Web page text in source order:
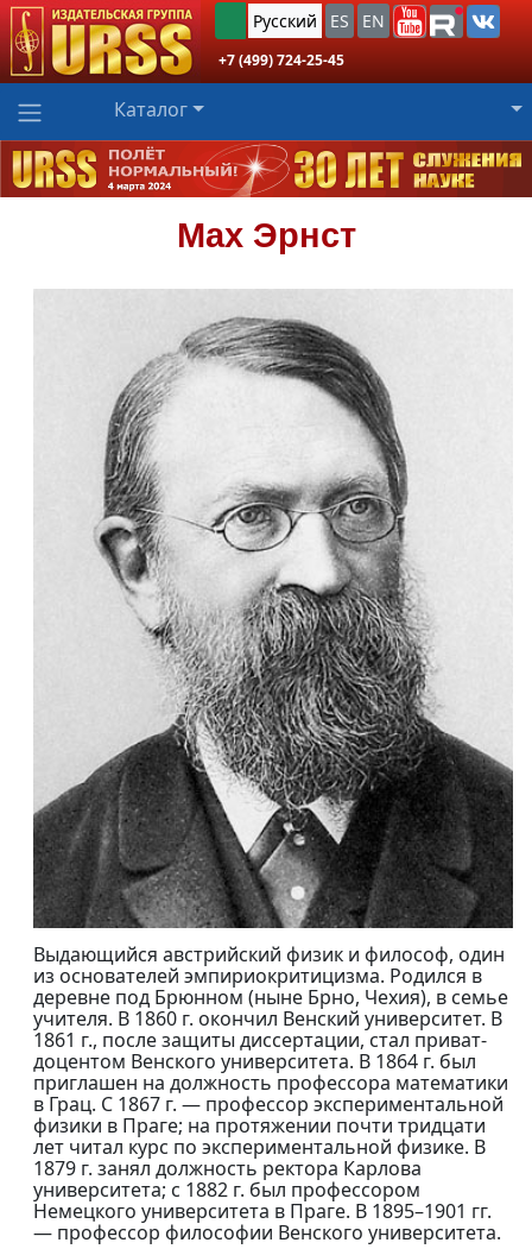
Русский ES EN
+7 (499) 724-25-45
Каталог
Мах Эрнст
Выдающийся австрийский физик и философ, один
из основателей эмпириокритицизма. Родился в
деревне под Брюнном (ныне Брно, Чехия), в семье
учителя. В 1860 г. окончил Венский университет. В
1861 г., после защиты диссертации, стал приват-
доцентом Венского университета. В 1864 г. был
приглашен на должность профессора математики
в Грац. С 1867 г. — профессор экспериментальной
физики в Праге; на протяжении почти тридцати
лет читал курс по экспериментальной физике. В
1879 г. занял должность ректора Карлова
университета; с 1882 г. был профессором
Немецкого университета в Праге. В 1895–1901 гг.
— профессор философии Венского университета.